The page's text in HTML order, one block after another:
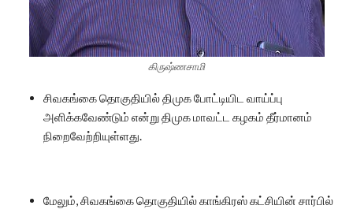
கிருஷ்ணசாமி
சிவகங்கை தொகுதியில் திமுக போட்டியிட வாய்ப்பு
அளிக்கவேண்டும் என்று திமுக மாவட்ட கழகம் தீர்மானம்
நிறைவேற்றியுள்ளது.
மேலும், சிவகங்கை தொகுதியில் காங்கிரஸ் கட்சியின் சார்பில்